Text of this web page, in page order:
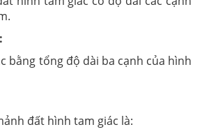
bằng tổng độ dài ba cạnh của hình
đất hình tam giác là: